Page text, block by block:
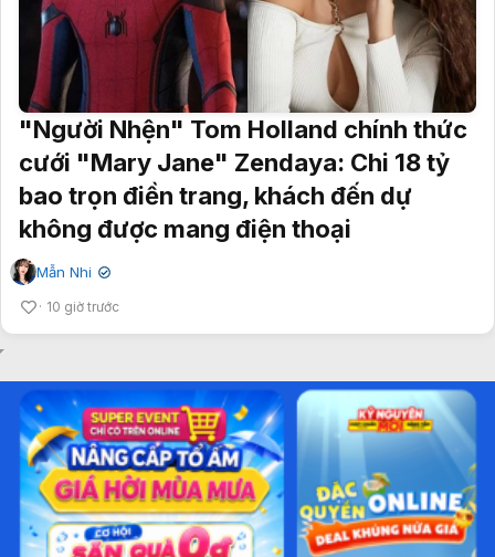
"Người Nhện" Tom Holland chính thức
cưới "Mary Jane" Zendaya: Chi 18 tỷ
bao trọn điền trang, khách đến dự
không được mang điện thoại
Mẫn Nhi ✔
10 giờ trước